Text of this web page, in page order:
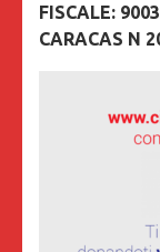
FISCALE:
CARACAS N